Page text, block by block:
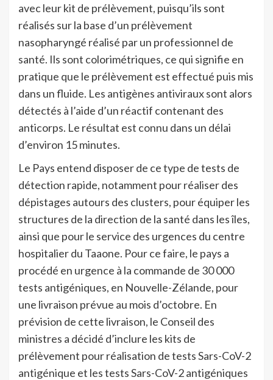
avec leur kit de prélèvement, puisqu’ils sont
réalisés sur la base d’un prélèvement
nasopharyngé réalisé par un professionnel de
santé. Ils sont colorimétriques, ce qui signifie en
pratique que le prélèvement est effectué puis mis
dans un fluide. Les antigènes antiviraux sont alors
détectés à l’aide d’un réactif contenant des
anticorps. Le résultat est connu dans un délai
d’environ 15 minutes.
Le Pays entend disposer de ce type de tests de
détection rapide, notamment pour réaliser des
dépistages autours des clusters, pour équiper les
structures de la direction de la santé dans les îles,
ainsi que pour le service des urgences du centre
hospitalier du Taaone. Pour ce faire, le pays a
procédé en urgence à la commande de 30 000
tests antigéniques, en Nouvelle-Zélande, pour
une livraison prévue au mois d’octobre. En
prévision de cette livraison, le Conseil des
ministres a décidé d’inclure les kits de
prélèvement pour réalisation de tests Sars-CoV-2
antigénique et les tests Sars-CoV-2 antigéniques